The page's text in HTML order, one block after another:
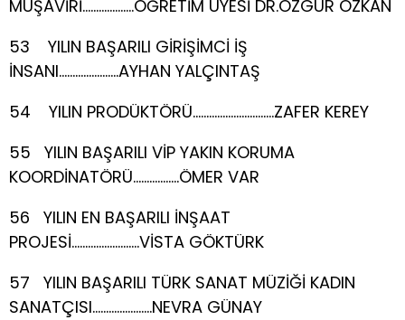
MÜŞAVİRİ……………….ÖĞRETİM ÜYESİ DR.ÖZGÜR ÖZKAN
53 YILIN BAŞARILI GİRİŞİMCİ İŞ
İNSANI………………….AYHAN YALÇINTAŞ
54 YILIN PRODÜKTÖRÜ…………………………ZAFER KEREY
55 YILIN BAŞARILI VİP YAKIN KORUMA
KOORDİNATÖRÜ……………..ÖMER VAR
56 YILIN EN BAŞARILI İNŞAAT
PROJESİ…………………….VİSTA GÖKTÜRK
57 YILIN BAŞARILI TÜRK SANAT MÜZİĞİ KADIN
SANATÇISI………………….NEVRA GÜNAY